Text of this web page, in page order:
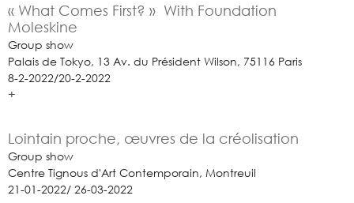
« What Comes First? » With Foundation
Moleskine
Group show
Palais de Tokyo, 13 Av. du Président Wilson, 75116 Paris
8-2-2022/20-2-2022
+
Lointain proche, œuvres de la créolisation
Group show
Centre Tignous d'Art Contemporain, Montreuil
21-01-2022/ 26-03-2022